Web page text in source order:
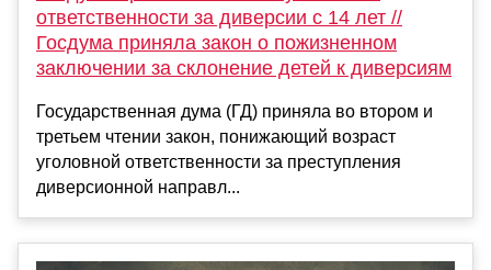
ответственности за диверсии с 14 лет //
Госдума приняла закон о пожизненном
заключении за склонение детей к диверсиям
Государственная дума (ГД) приняла во втором и
третьем чтении закон, понижающий возраст
уголовной ответственности за преступления
диверсионной направл...